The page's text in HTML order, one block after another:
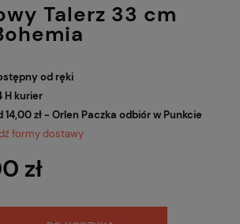
Talerz 33 cm
od ręki
H kurier
14,00 zł - Orlen Paczka odbiór w Punkcie
formy dostawy
zł